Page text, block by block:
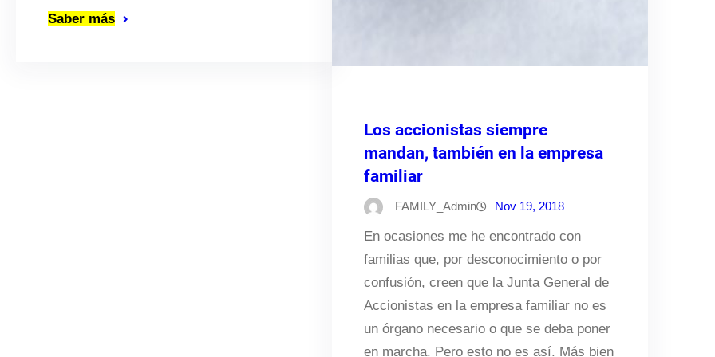
Saber más
Los accionistas siempre
mandan, también en la empresa
familiar
FAMILY_Admin Nov 19, 2018
En ocasiones me he encontrado con
familias que, por desconocimiento o por
confusión, creen que la Junta General de
Accionistas en la empresa familiar no es
un órgano necesario o que se deba poner
en marcha. Pero esto no es así. Más bien